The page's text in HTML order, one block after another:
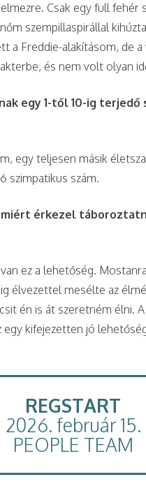
Csak egy full
szempillaspirállal
a Freddie-alakításom, de
és nem volt olyan
egy 1-től 10-ig terjedő
egy teljesen másik
szimpatikus szám.
érkezel
ez a lehetőség.
élvezettel mesélte az
én is át szeretném élni.
kifejezetten jó
REGSTART
2026. február 15.
PEOPLE TEAM